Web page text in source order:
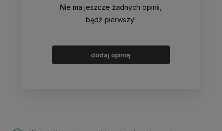
Nie ma jeszcze żadnych opinii,
bądź pierwszy!
dodaj opinię